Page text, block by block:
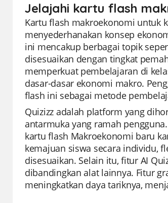
Jelajahi kartu flash
Kartu flash makroekonomi untuk
menyederhanakan konsep
ini mencakup berbagai topik
disesuaikan dengan tingkat
memperkuat pembelajaran di
dasar-dasar ekonomi makro.
flash ini sebagai metode
Quizizz adalah platform yang
antarmuka yang ramah
kartu flash Makroekonomi baru
kemajuan siswa secara individu,
disesuaikan. Selain itu, fitur AI
dibandingkan alat lainnya. Fitur
meningkatkan daya tariknya,